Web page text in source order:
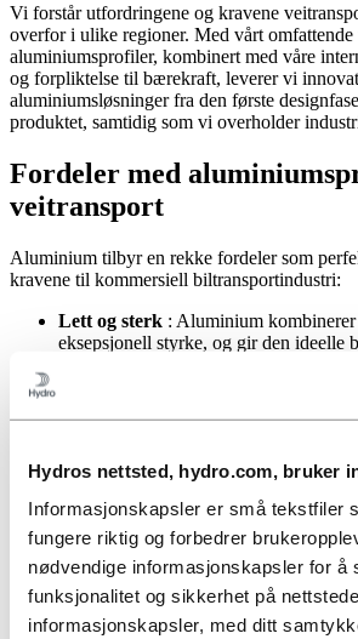
Hydros nettsted, hydro.com, bruker
Informasjonskapsler er små tekstfiler
fungere riktig og forbedrer
nødvendige informasjonskapsler for å
funksjonalitet og sikkerhet på
informasjonskapsler, med ditt
Vi forstår utfordringene og kravene
overfor i ulike regioner. Med vårt
aluminiumsprofiler, kombinert med våre
og forpliktelse til bærekraft, leverer vi
aluminiumsløsninger fra den første
produktet, samtidig som vi overholder
Fordeler med
veitransport
Aluminium tilbyr en rekke fordeler som
kravene til kommersiell biltransportindustri:
Lett og sterk : Aluminium kombinerer
eksepsjonell styrke, og gir den ideelle
: I
materialer, motstår aluminium
aluminiumskomponenter nedetid og
: Allsidigheten til
intrikate design og skreddersydde
spesifikke behov.
Ulike overflater og finisher: Fra
tilpassede finisher, aluminiumsprofiler
sammen med funksjonalitet.
Resirkulerbarhet: Aluminium er 100